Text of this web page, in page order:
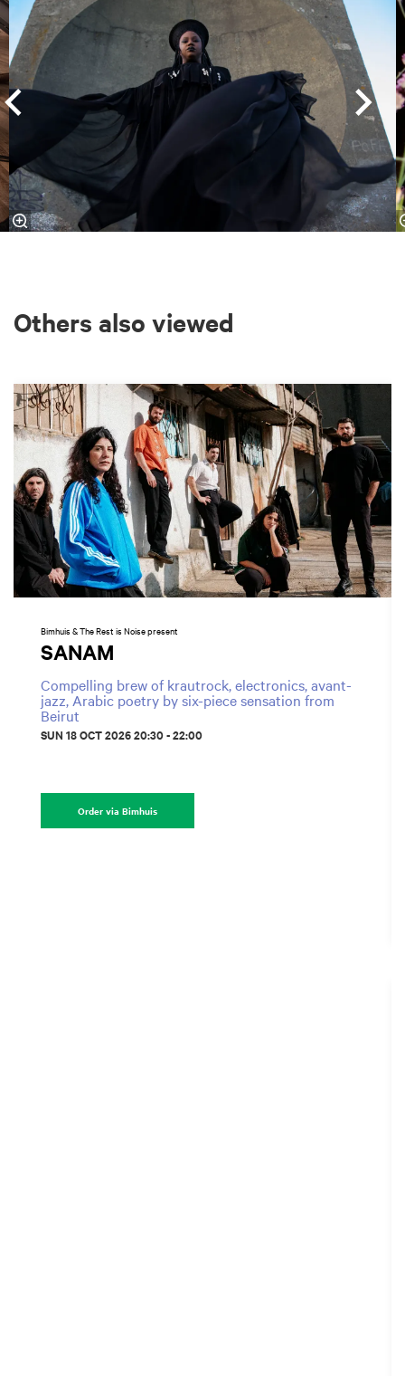
Others also viewed
SANAM
Bimhuis & The Rest is Noise present
Compelling brew of krautrock, electronics, avant-
jazz, Arabic poetry by six-piece sensation from
Beirut
SUN 18 OCT 202620:30 - 22:00
Order via Bimhuis